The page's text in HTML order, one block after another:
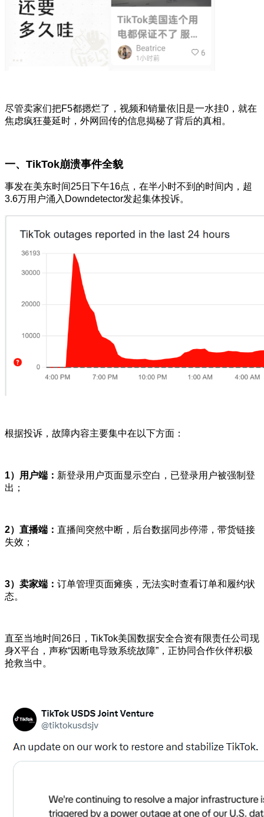
尽管卖家们把F5都摁烂了，视频和销量依旧是一水挂0，就在
焦虑疯狂蔓延时，外网回传的信息揭秘了背后的真相。
一、TikTok崩溃事件全貌
事发在美东时间25日下午16点，在半小时不到的时间内，超
3.6万用户涌入 Downdetector发起集体投诉。
根据投诉，故障内容主要集中在以下方面：
1）用户端： 新登录用户页面显示空白，已登录用户被强制登
出；
2）直播端： 直播间突然中断，后台数据同步停滞，带货链接
失效；
3）卖家端： 订单管理页面瘫痪，无法实时查看订单和履约状
态。
直至当地时间26日，TikTok美国数据安全合资有限责任公司现
身X平台，声称“因断电导致系统故障”，正协同合作伙伴积极
抢救当中。